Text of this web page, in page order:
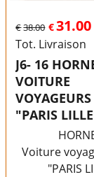
€38.00 €31.00
Tot. Livraison
J6- 16
VOITURE
"PARIS
Voiture
"PARIS